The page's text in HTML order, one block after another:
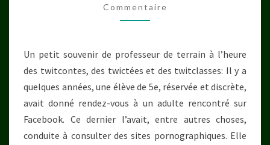
DES
RÉSEAUX
Commentaire
Un petit souvenir de professeur de terrain à l’heure
des twitcontes, des twictées et des twitclasses: Il y a
quelques années, une élève de 5e, réservée et discrète,
avait donné rendez-vous à un adulte rencontré sur
Facebook. Ce dernier l’avait, entre autres choses,
conduite à consulter des sites pornographiques. Elle